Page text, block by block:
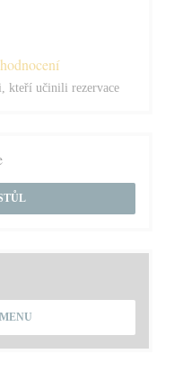
kteří učinili rezervace